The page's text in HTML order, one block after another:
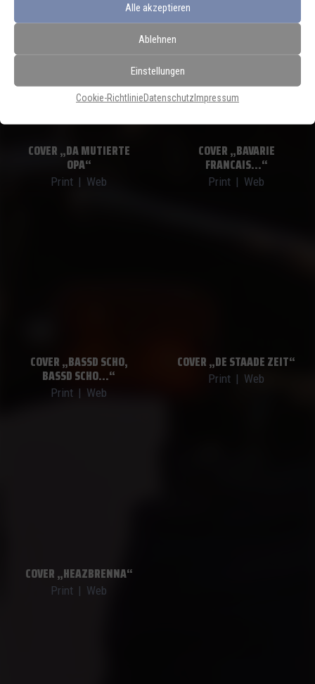
Alle akzeptieren
Ablehnen
Einstellungen
Cookie-RichtlinieDatenschutz Impressum
COVER „DA MUTIERTE
OPA“
Print | Web
COVER „BAVARIE
FRANCAIS…“
Print | Web
COVER „BASSD SCHO,
BASSD SCHO…“
Print | Web
COVER „DE STAADE ZEIT“
Print | Web
COVER „HEAZBRENNA“
Print | Web